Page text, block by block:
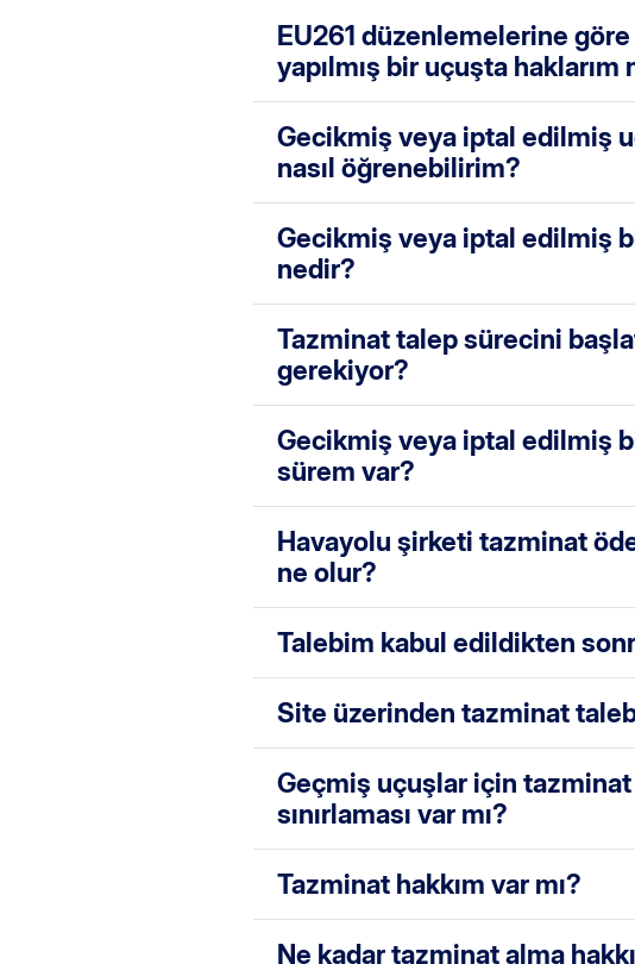
EU261 düzenlemelerine
yapılmış bir uçuşta haklarım
Gecikmiş veya iptal edilmiş
nasıl öğrenebilirim?
Gecikmiş veya iptal edilmiş
nedir?
Tazminat talep sürecini
gerekiyor?
Gecikmiş veya iptal edilmiş
sürem var?
Havayolu şirketi tazminat
ne olur?
Talebim kabul edildikten
Site üzerinden tazminat
Geçmiş uçuşlar için
sınırlaması var mı?
Tazminat hakkım var mı?
Ne kadar tazminat alma